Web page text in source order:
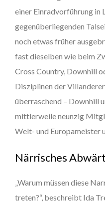
einer Einradvorführung in
gegenüberliegenden
noch etwas früher
fast dieselben wie beim
Cross Country, Downhill
Disziplinen der
überraschend – Downhill
mittlerweile neunzig
Welt- und Europameister
Närrisches
„Warum müssen diese
treten?“, beschreibt Ida